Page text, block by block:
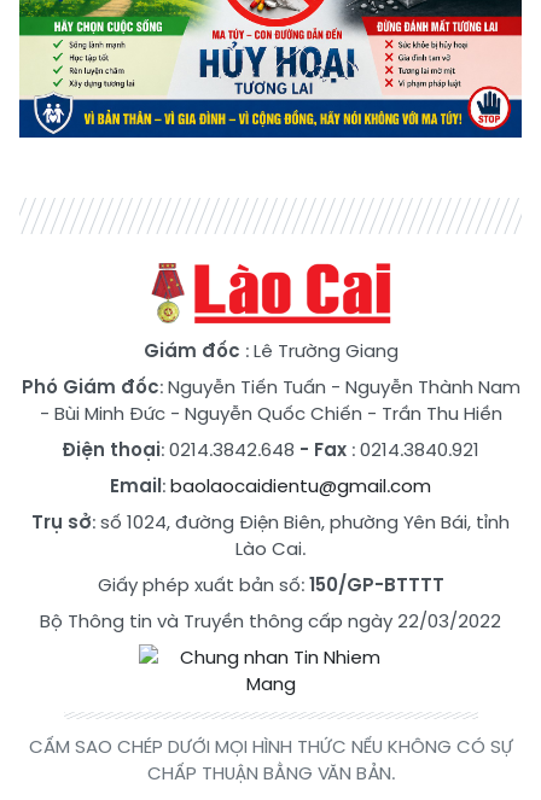
Giám đốc : Lê Trường Giang
Phó Giám đốc:Nguyễn Tiến Tuấn - Nguyễn Thành Nam
- Bùi Minh Đức- Nguyễn Quốc Chiến - Trần Thu Hiền
Điện thoại: 0214.3842.648 - Fax : 0214.3840.921
Email:baolaocaidientu@gmail.com
Trụ sở: số 1024, đường Điện Biên, phường Yên Bái, tỉnh
Lào Cai.
Giấy phép xuất bản số:150/GP-BTTTT
Bộ Thông tin và Truyền thông cấp ngày 22/03/2022
CẤM SAO CHÉP DƯỚI MỌI HÌNH THỨC NẾU KHÔNG CÓ SỰ
CHẤP THUẬN BẰNG VĂN BẢN.